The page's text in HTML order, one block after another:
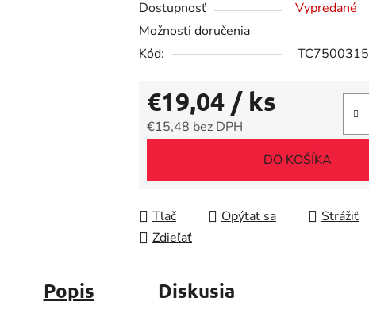
je
0,0
z
hviezdičiek.
Dostupnosť
Vypredané
Možnosti doručenia
Kód:
TC7500315
€19,04 / ks
€15,48 bez DPH
DO KOŠÍKA
Tlač Opýtať sa
Strážiť
Zdieľať
Popis Diskusia